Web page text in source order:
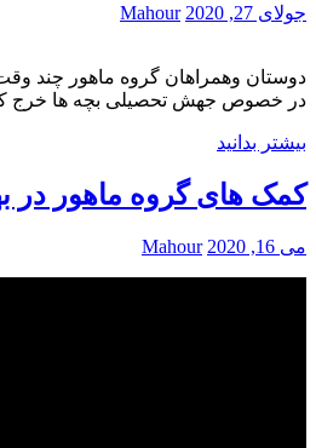
جولای 27, 2020 Mahour
دوستان و‌همراهان گروه ماهور چند
در خصوص جهش تحصیلی بچه ها خرج
بیشتر بدانید
کمک های گروه ماهور در بهار
می 16, 2020 Mahour